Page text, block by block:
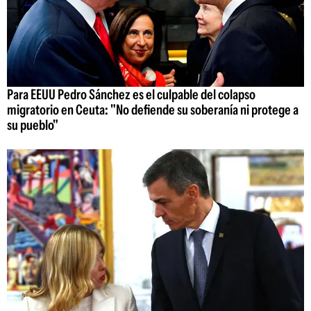
Para EEUU Pedro Sánchez es el culpable del colapso
migratorio en Ceuta: "No defiende su soberanía ni protege a
su pueblo"